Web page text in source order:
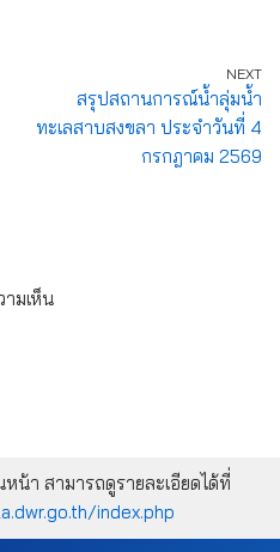
NEXT
สรุปสถานการณ์น้ำลุ่มน้ำ
ทะเลสาบสงขลา ประจำวันที่ 4
กรกฎาคม 2569
มเห็น
น้า สามารถดูรายละเอียดได้ที่
index.php